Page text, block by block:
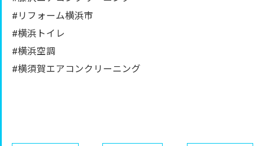
#リフォーム横浜市
#横浜トイレ
#横浜空調
#横須賀エアコンクリーニング